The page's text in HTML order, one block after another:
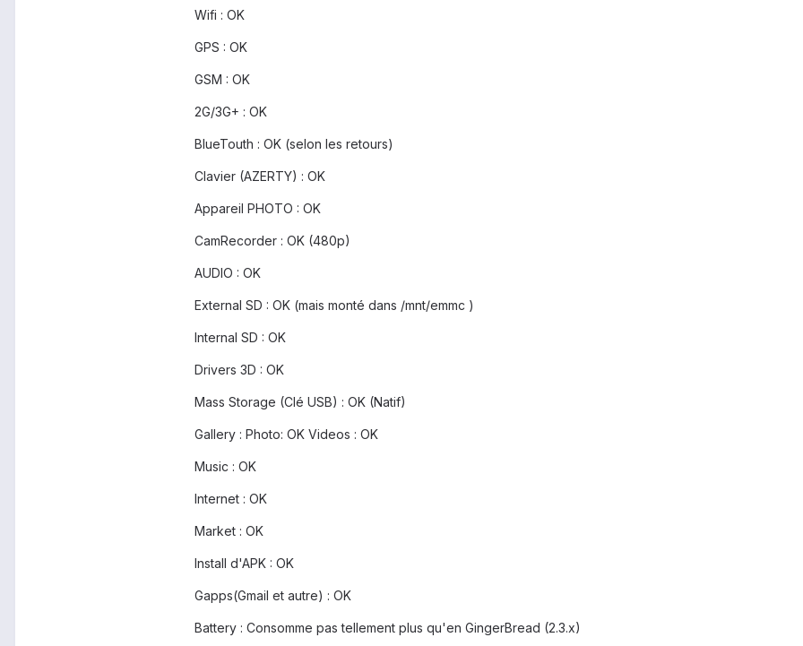
Wifi : OK
GPS : OK
GSM : OK
2G/3G+ : OK
BlueTouth : OK (selon les retours)
Clavier (AZERTY) : OK
Appareil PHOTO : OK
CamRecorder : OK (480p)
AUDIO : OK
External SD : OK (mais monté dans /mnt/emmc )
Internal SD : OK
Drivers 3D : OK
Mass Storage (Clé USB) : OK (Natif)
Gallery : Photo: OK Videos : OK
Music : OK
Internet : OK
Market : OK
Install d'APK : OK
Gapps(Gmail et autre) : OK
Battery : Consomme pas tellement plus qu'en GingerBread (2.3.x)